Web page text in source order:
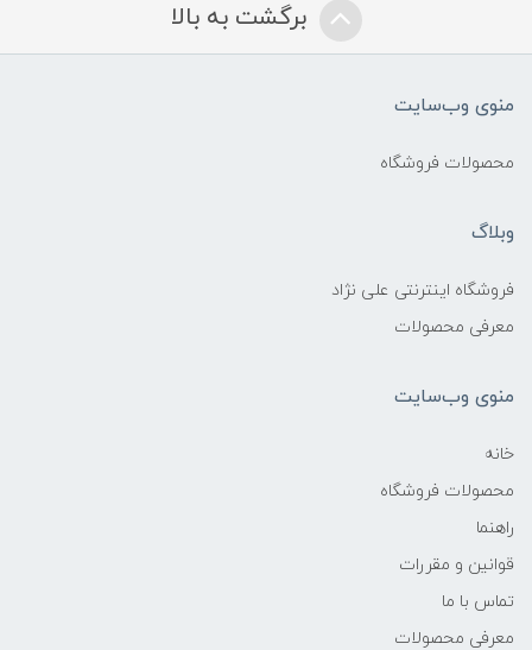
برگشت به بالا
منوی وب‌سایت
محصولات فروشگاه
وبلاگ
فروشگاه اینترنتی علی نژاد
معرفی محصولات
منوی وب‌سایت
خانه
محصولات فروشگاه
راهنما
قوانین و مقررات
تماس با ما
معرفی محصولات